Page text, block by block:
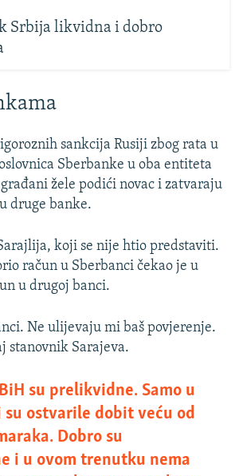
Srbija likvidna i dobro
sankcija Rusiji zbog rata u
Sberbanke u oba entiteta
žele podići novac i zatvaraju
druge banke.
koji se nije htio predstaviti.
račun u Sberbanci čekao je u
u drugoj banci.
Ne ulijevaju mi baš povjerenje.
stanovnik Sarajeva.
su prelikvidne. Samo u
ostvarile dobit veću od
Dobro su
i u ovom trenutku nema